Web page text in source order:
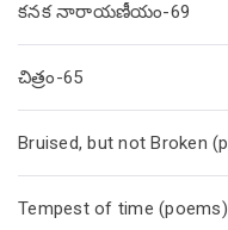
కనక నారాయణీయం-69
చిత్రం-65
Bruised, but not Broken
Tempest of time (poems)